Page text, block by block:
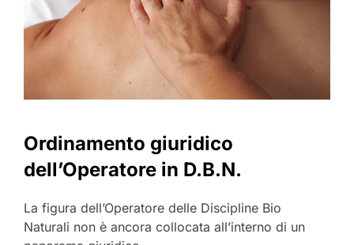
Ordinamento giuridico
dell’Operatore in D.B.N.
La figura dell’Operatore delle Discipline Bio
Naturali non è ancora collocata all’interno di un